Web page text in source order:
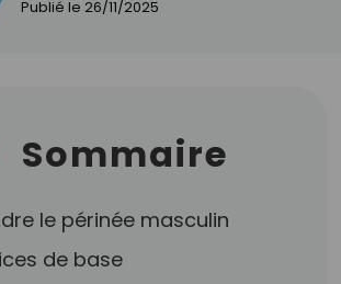
Publié le 26/11/2025
Sommaire
le périnée masculin
de base